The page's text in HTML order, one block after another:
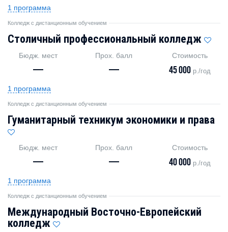
1 программа
Колледж с дистанционным обучением
Столичный профессиональный колледж
Бюдж. мест
—
Прох. балл
—
Стоимость
45 000 р./год
1 программа
Колледж с дистанционным обучением
Гуманитарный техникум экономики и права
Бюдж. мест
—
Прох. балл
—
Стоимость
40 000 р./год
1 программа
Колледж с дистанционным обучением
Международный Восточно-Европейский
колледж